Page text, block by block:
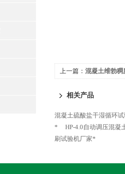
上一篇： 混凝土维勃稠
相关产品
混凝土硫酸盐干湿循环
*
HP-4.0自动调压混凝
刷试验机厂家*